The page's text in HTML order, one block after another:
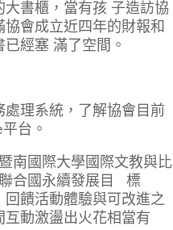
書櫃，當有孩 子造訪協
會成立近四年的財報和
經塞 滿了空間。
理系統，了解協會目前
台。
南國際大學國際文教與比
合國永續發展目 標
回饋活動體驗與可改進之
動激盪出火花相當有